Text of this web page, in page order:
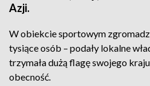
Azji.
W obiekcie sportowym
tysiące osób – podały lokalne
trzymała dużą flagę swojego
obecność.